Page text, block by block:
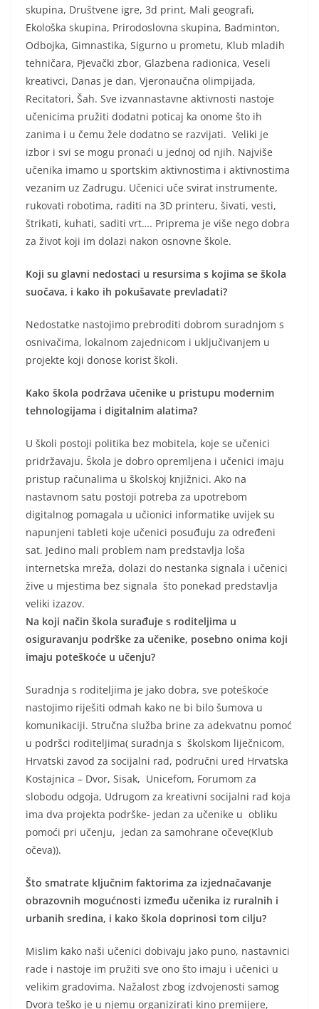
skupina, Društvene igre, 3d print, Mali geografi,
Ekološka skupina, Prirodoslovna skupina, Badminton,
Odbojka, Gimnastika, Sigurno u prometu, Klub mladih
tehničara, Pjevački zbor, Glazbena radionica, Veseli
kreativci, Danas je dan, Vjeronaučna olimpijada,
Recitatori, Šah. Sve izvannastavne aktivnosti nastoje
učenicima pružiti dodatni poticaj ka onome što ih
zanima i u čemu žele dodatno se razvijati. Veliki je
izbor i svi se mogu pronaći u jednoj od njih. Najviše
učenika imamo u sportskim aktivnostima i aktivnostima
vezanim uz Zadrugu. Učenici uče svirat instrumente,
rukovati robotima, raditi na 3D printeru, šivati, vesti,
štrikati, kuhati, saditi vrt…. Priprema je više nego dobra
za život koji im dolazi nakon osnovne škole.
Koji su glavni nedostaci u resursima s kojima se škola
suočava, i kako ih pokušavate prevladati?
Nedostatke nastojimo prebroditi dobrom suradnjom s
osnivačima, lokalnom zajednicom i uključivanjem u
projekte koji donose korist školi.
Kako škola podržava učenike u pristupu modernim
tehnologijama i digitalnim alatima?
U školi postoji politika bez mobitela, koje se učenici
pridržavaju. Škola je dobro opremljena i učenici imaju
pristup računalima u školskoj knjižnici. Ako na
nastavnom satu postoji potreba za upotrebom
digitalnog pomagala u učionici informatike uvijek su
napunjeni tableti koje učenici posuđuju za određeni
sat. Jedino mali problem nam predstavlja loša
internetska mreža, dolazi do nestanka signala i učenici
žive u mjestima bez signala što ponekad predstavlja
veliki izazov.
Na koji način škola surađuje s roditeljima u
osiguravanju podrške za učenike, posebno onima koji
imaju poteškoće u učenju?
Suradnja s roditeljima je jako dobra, sve poteškoće
nastojimo riješiti odmah kako ne bi bilo šumova u
komunikaciji. Stručna služba brine za adekvatnu pomoć
u podršci roditeljima( suradnja s školskom liječnicom,
Hrvatski zavod za socijalni rad, područni ured Hrvatska
Kostajnica – Dvor, Sisak, Unicefom, Forumom za
slobodu odgoja, Udrugom za kreativni socijalni rad koja
ima dva projekta podrške- jedan za učenike u obliku
pomoći pri učenju, jedan za samohrane očeve(Klub
očeva)).
Što smatrate ključnim faktorima za izjednačavanje
obrazovnih mogućnosti između učenika iz ruralnih i
urbanih sredina, i kako škola doprinosi tom cilju?
Mislim kako naši učenici dobivaju jako puno, nastavnici
rade i nastoje im pružiti sve ono što imaju i učenici u
velikim gradovima. Nažalost zbog izdvojenosti samog
Dvora teško je u njemu organizirati kino premijere,